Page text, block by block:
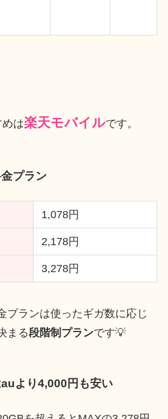
めは楽天モバイルです。
プラン
1,078円
2,178円
3,278円
プランは使ったギガ数に応じ
まる段階制プランです💡
より4,000円も安い